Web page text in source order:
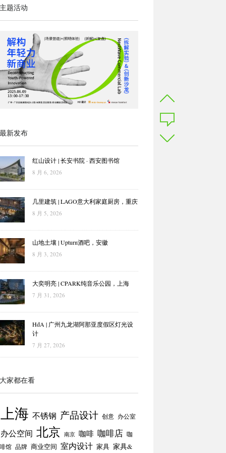
题活动
新发布
红山设计 | 长安书院 · 西安图书馆
8 月 6, 2026
几里建筑 | LAGO意大利家庭厨房，重庆
8 月 5, 2026
山地土壤 | Upturn酒吧，安徽
8 月 3, 2026
大奕明亮 | CPARK纯音乐公园，上海
7 月 31, 2026
HdA | 广州九龙湖阿那亚度假区灯光设
计
7 月 27, 2026
家都在看
上海 不锈钢 产品设计 创意 办公室
办公空间 北京 南京 咖啡 咖啡店 咖
馆 品牌 商业空间 室内设计 家具 家具&